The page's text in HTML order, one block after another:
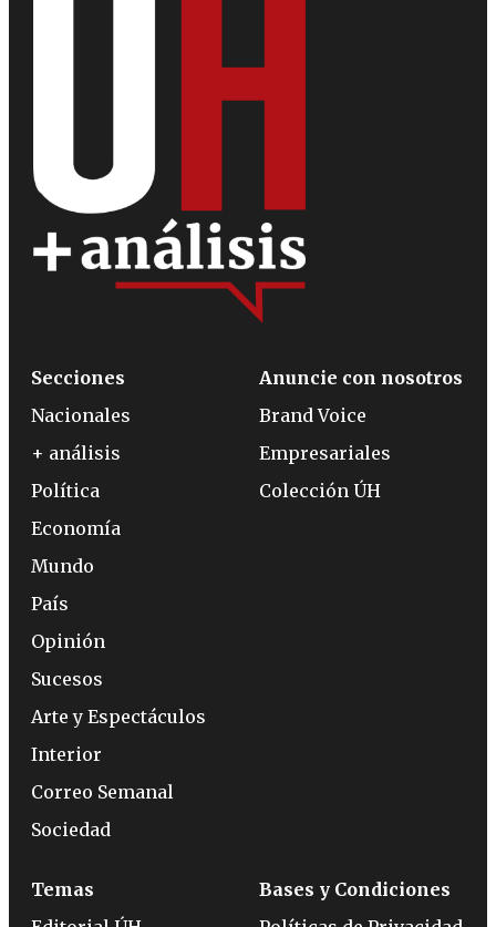
Secciones
Nacionales
+ análisis
Política
Economía
Mundo
País
Opinión
Sucesos
Arte y Espectáculos
Interior
Correo Semanal
Sociedad
Anuncie con nosotros
Brand Voice
Empresariales
Colección ÚH
Temas
Bases y Condiciones